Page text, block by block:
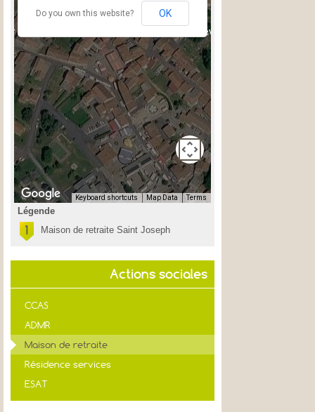
For development purposes only For development purposes
For development purposes only
Keyboard shortcuts Map Data Terms
Do you own this website? OK
Légende
Maison de retraite Saint Joseph
Actions sociales
CCAS
ADMR
Maison de retraite
Résidence services
ESAT